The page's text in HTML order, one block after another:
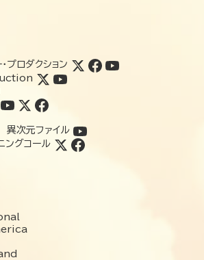
プロダクション
異次元ファイル
ングコール